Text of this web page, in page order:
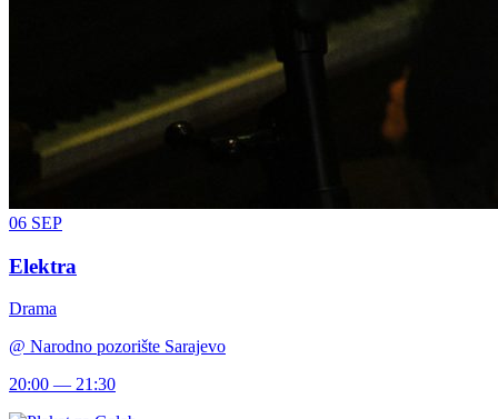
06 SEP
Elektra
Drama
@ Narodno pozorište Sarajevo
20:00 — 21:30